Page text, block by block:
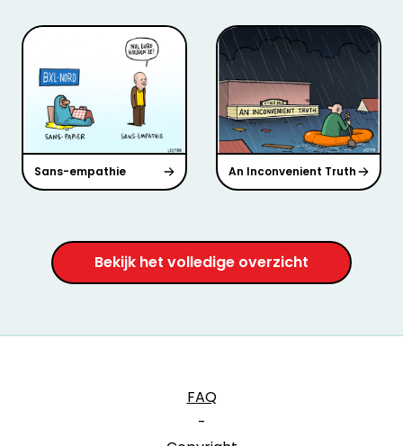
Sans-empathie An Inconvenient Truth
Bekijk het volledige overzicht
FAQ
-